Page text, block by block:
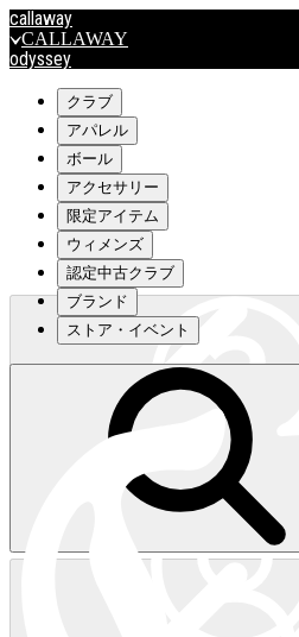
callaway
CALLAWAY
odyssey
travismathew
outlet
OUTLET
キャロウェイアパレルはこちら>>>
キャロウェイアパレルはこちら>>>
クラブ
アパレル
ボール
アクセサリー
限定アイテム
ウィメンズ
認定中古クラブ
ブランド
ストア・イベント